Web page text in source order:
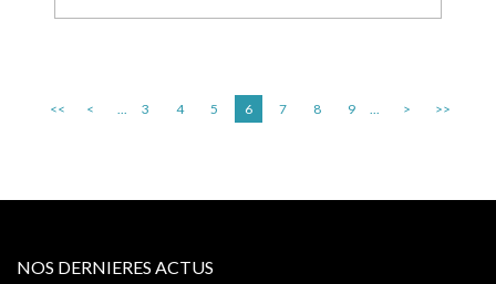
<< < ... 3 4 5 6 7 8 9 ... > >>
NOS DERNIERES ACTUS